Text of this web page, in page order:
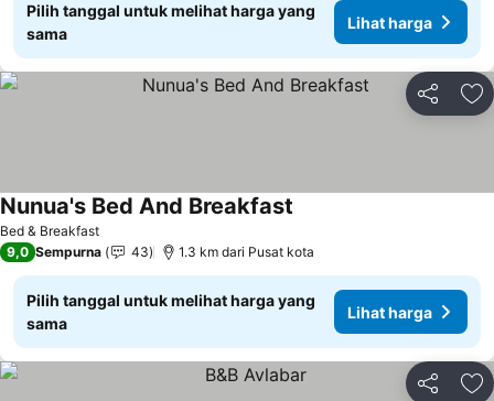
Pilih tanggal untuk melihat harga yang
sama
Lihat harga
Bagikan
Bed & Breakfast
Nunua's Bed And Breakfast
9,0 Sempurna 43 1.3 km dari Pusat kota
Pilih tanggal untuk melihat harga yang
sama
Lihat harga
Bagikan